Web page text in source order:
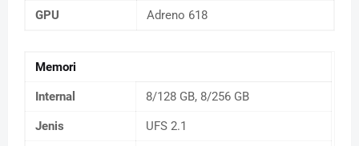
GPU Adreno 618
Memori
Internal 8/128 GB, 8/256 GB
Jenis UFS 2.1